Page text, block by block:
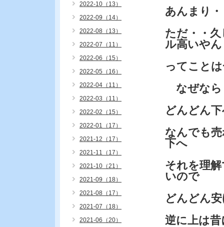
あんまり
ただ・・
ル高いやん
ってこと
なぜなら
どんどん
なんでも
下へ
それを理
いので
どんどん
逆に上は
2022-10（13）
2022-09（14）
2022-08（13）
2022-07（11）
2022-06（15）
2022-05（16）
2022-04（11）
2022-03（11）
2022-02（15）
2022-01（17）
2021-12（17）
2021-11（17）
2021-10（21）
2021-09（18）
2021-08（17）
2021-07（18）
2021-06（20）